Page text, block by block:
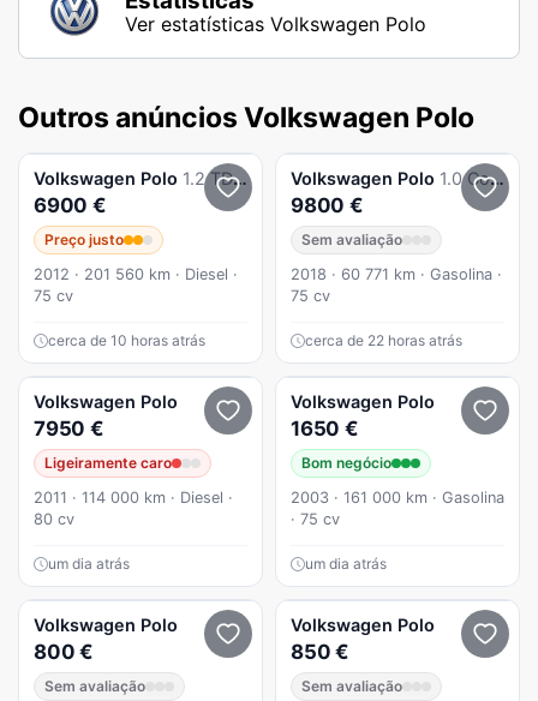
Ver estatísticas Volkswagen Polo
Outros anúncios Volkswagen Polo
Volkswagen Polo 1.2 TDi Trendline
6900 €
Preço justo
2012 · 201 560 km · Diesel ·
75 cv
cerca de 10 horas atrás
Volkswagen Polo 1.0 Confortline
9800 €
Sem avaliação
2018 · 60 771 km · Gasolina ·
75 cv
cerca de 22 horas atrás
Volkswagen Polo
7950 €
Ligeiramente caro
2011 · 114 000 km · Diesel ·
80 cv
um dia atrás
Volkswagen Polo
1650 €
Bom negócio
2003 · 161 000 km · Gasolina
· 75 cv
um dia atrás
Volkswagen Polo
800 €
Sem avaliação
Volkswagen Polo
850 €
Sem avaliação